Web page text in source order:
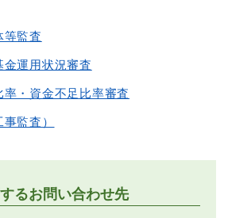
等監査
運用状況審査
率・資金不足比率審査
監査）
るお問い合わせ先